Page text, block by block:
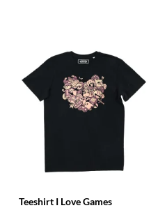
Teeshirt I Love Games